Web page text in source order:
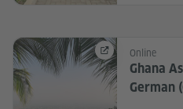
Online
Ghana
German